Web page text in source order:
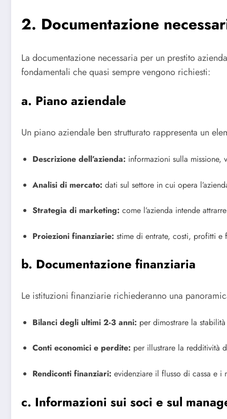
2. Documentazione
La documentazione necessaria per un prestito
fondamentali che quasi sempre vengono richiesti:
a. Piano aziendale
Un piano aziendale ben strutturato rappresenta un
Descrizione dell’azienda: informazioni sulla missione,
Analisi di mercato: dati sul settore in cui opera
Strategia di marketing: come l’azienda intende
Proiezioni finanziarie: stime di entrate, costi, profitti e
b. Documentazione finanziaria
Le istituzioni finanziarie richiederanno una
Bilanci degli ultimi 2-3 anni: per dimostrare la
Conti economici e perdite: per illustrare la redditività
Rendiconti finanziari: evidenziare il flusso di cassa e i
c. Informazioni sui soci e sul